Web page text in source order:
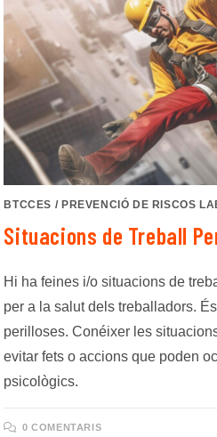
BTCCES / PREVENCIÓ DE RISCOS
Situacions de Treball
Hi ha feines i/o situacions de
per a la salut dels treballadors.
perilloses. Conéixer les
evitar fets o accions que poden
psicològics.
0 COMENTARIS